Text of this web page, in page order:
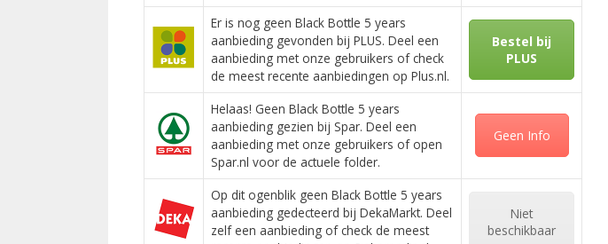
Er is nog geen Black Bottle 5 years
aanbieding gevonden bij PLUS. Deel een
aanbieding met onze gebruikers of check
de meest recente aanbiedingen op Plus.nl.
Bestel bij
PLUS
Helaas! Geen Black Bottle 5 years
aanbieding gezien bij Spar. Deel een
aanbieding met onze gebruikers of open
Spar.nl voor de actuele folder.
Geen Info
Op dit ogenblik geen Black Bottle 5 years
aanbieding gedecteerd bij DekaMarkt. Deel
zelf een aanbieding of check de meest
Niet
beschikbaar